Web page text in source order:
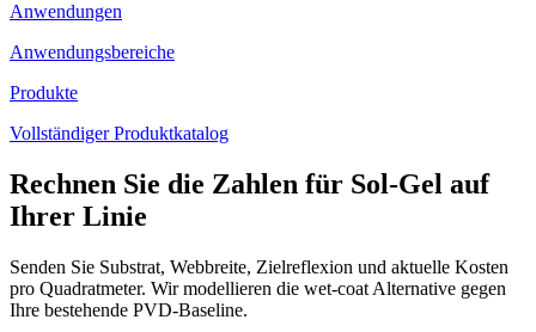
Anwendungen
Anwendungsbereiche
Produkte
Vollständiger Produktkatalog
Rechnen Sie die Zahlen für Sol-Gel auf
Ihrer Linie
Senden Sie Substrat, Webbreite, Zielreflexion und aktuelle Kosten
pro Quadratmeter. Wir modellieren die wet-coat Alternative gegen
Ihre bestehende PVD-Baseline.